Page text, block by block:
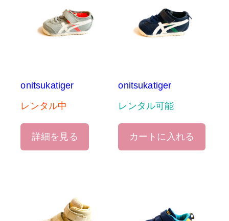
onitsukatiger
レンタル中
詳細を見る
onitsukatiger
レンタル可能
カートに入れる